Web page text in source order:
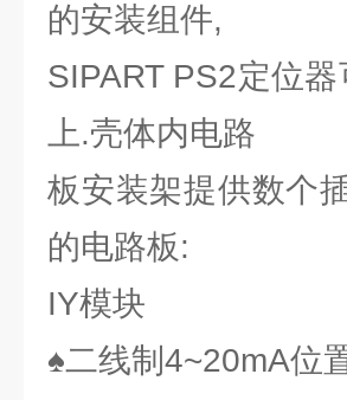
的安装组件,
SIPART PS2定位
上.壳体内电路
板安装架提供数个
的电路板:
IY模块
♠二线制4~20mA位